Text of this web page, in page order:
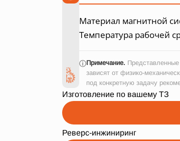
Материал магнитной
Температура рабочей
ⓘПримечание.
зависят от физико-
под конкретную задачу
Изготовление по вашему ТЗ
Реверс-инжиниринг